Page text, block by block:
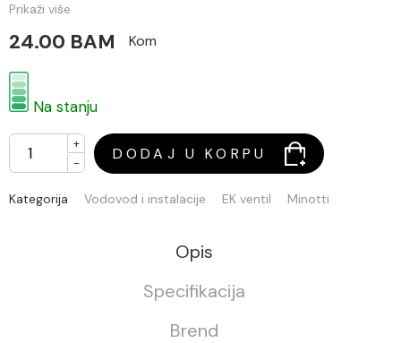
Prikaži više
24.00 BAM Kom
Na stanju
+
-
DODAJ U KORPU
Kategorija Vodovod i instalacije EK ventil Minotti
Opis
Specifikacija
Brend